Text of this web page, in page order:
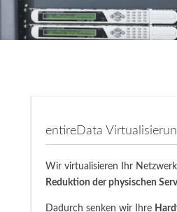
entireData
Wir virtualisieren Ihr
Reduktion der physischen
Dadurch senken wir Ihre